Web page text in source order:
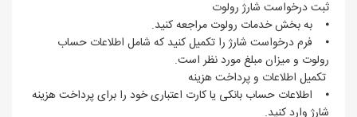
ثبت درخواست شارژ رولوت
⦁ به بخش خدمات رولوت مراجعه کنید.
⦁ فرم درخواست شارژ را تکمیل کنید که شامل اطلاعات حساب
رولوت و میزان مبلغ مورد نظر است.
تکمیل اطلاعات و پرداخت هزینه
⦁ اطلاعات حساب بانکی یا کارت اعتباری خود را برای پرداخت هزینه